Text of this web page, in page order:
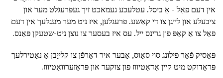
אין דעם פאַל - אַ ביסל. עטלעכע געמאכט זיך געפּרעגלט מער און
ציבעלע און לייגן צו די קאַשע. פּרעגלען, איז ניט מער מעגלעך אין דעם
פאַל צו אַ קאַפּ פון גרינס ייל. עס איז בעסער צו נוצן ניט-שטעקן פּאַנס.
פּאַסיק פֿאַר פילונג סוי סאָוס, אָבער איר דאַרפֿן צו קלייַבן אַ נאַטירלעך
פּראָדוקט מיט קיין אַדאַטיווז פון צוקער און פּראַזערוואַטיווז.